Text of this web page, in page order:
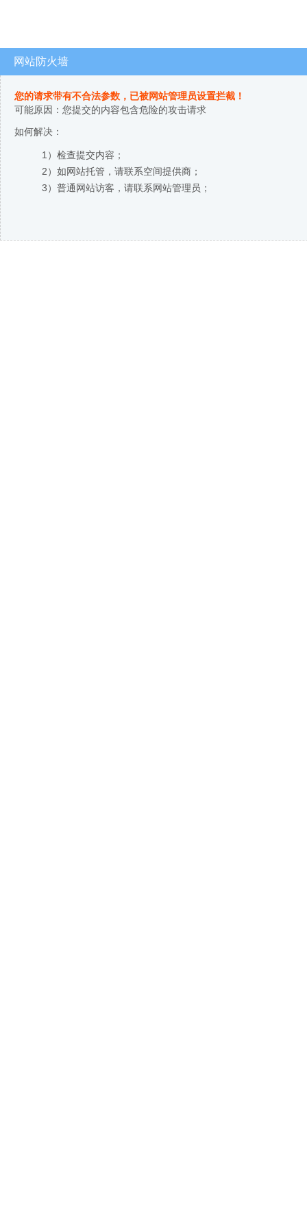
网站防火墙
您的请求带有不合法参数，已被网站管理员设置拦截！
可能原因：您提交的内容包含危险的攻击请求
如何解决：
1）检查提交内容；
2）如网站托管，请联系空间提供商；
3）普通网站访客，请联系网站管理员；